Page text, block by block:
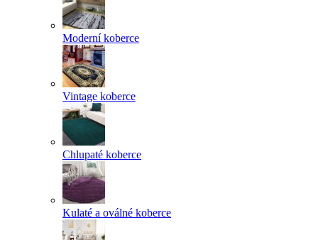
Moderní koberce
Vintage koberce
Chlupaté koberce
Kulaté a oválné koberce